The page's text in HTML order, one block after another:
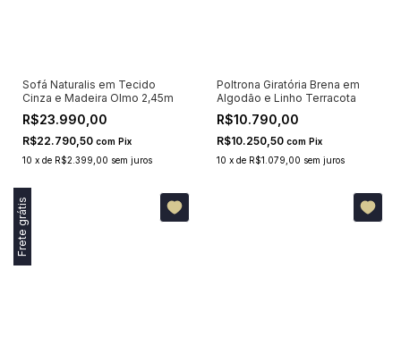
Sofá Naturalis em Tecido
Cinza e Madeira Olmo 2,45m
R$23.990,00
R$22.790,50 com Pix
10 x de R$2.399,00 sem juros
Poltrona Giratória Brena em
Algodão e Linho Terracota
R$10.790,00
R$10.250,50 com Pix
10 x de R$1.079,00 sem juros
Frete grátis